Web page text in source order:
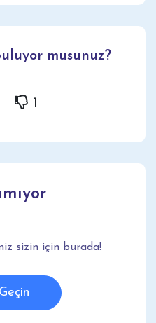
musunuz?
1
sizin için burada!